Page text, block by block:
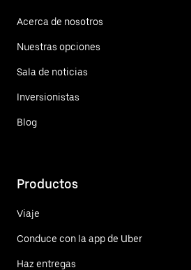
Acerca de nosotros
Nuestras opciones
Sala de noticias
Inversionistas
Blog
Productos
Viaje
Conduce con la app de Uber
Haz entregas